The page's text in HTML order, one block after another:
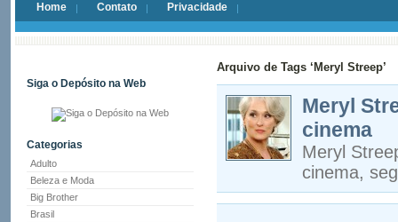
Home Contato Privacidade
Siga o Depósito na Web
Categorias
Adulto
Beleza e Moda
Big Brother
Brasil
Arquivo de Tags ‘Meryl Streep’
Meryl
cinema
Meryl
cinema,